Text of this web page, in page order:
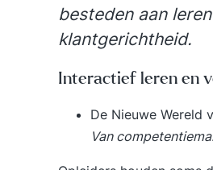
besteden aan
klantgerichtheid.
Interactief leren en
De Nieuwe Wereld
Van